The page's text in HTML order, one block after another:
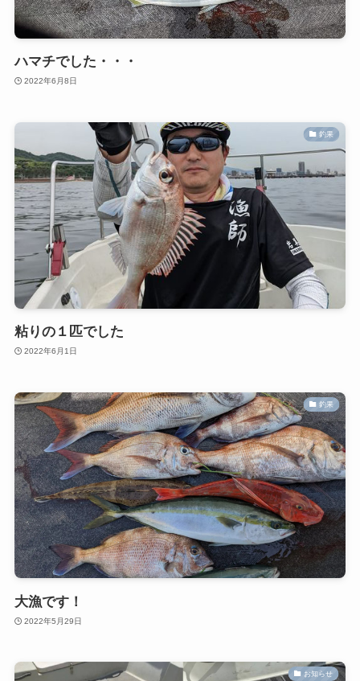
ハマチでした・・・
2022年6月8日
釣果
粘りの１匹でした
2022年6月1日
釣果
大漁です！
2022年5月29日
お知らせ